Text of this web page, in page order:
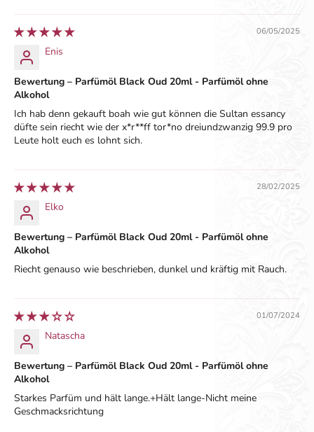
06/05/2025
Enis
Bewertung – Parfümöl Black Oud 20ml - Parfümöl ohne
Alkohol
Ich hab denn gekauft boah wie gut können die Sultan essancy
düfte sein riecht wie der x*r**ff tor*no dreiundzwanzig 99.9 pro
Leute holt euch es lohnt sich.
28/02/2025
Elko
Bewertung – Parfümöl Black Oud 20ml - Parfümöl ohne
Alkohol
Riecht genauso wie beschrieben, dunkel und kräftig mit Rauch.
01/07/2024
Natascha
Bewertung – Parfümöl Black Oud 20ml - Parfümöl ohne
Alkohol
Starkes Parfüm und hält lange.+Hält lange-Nicht meine
Geschmacksrichtung